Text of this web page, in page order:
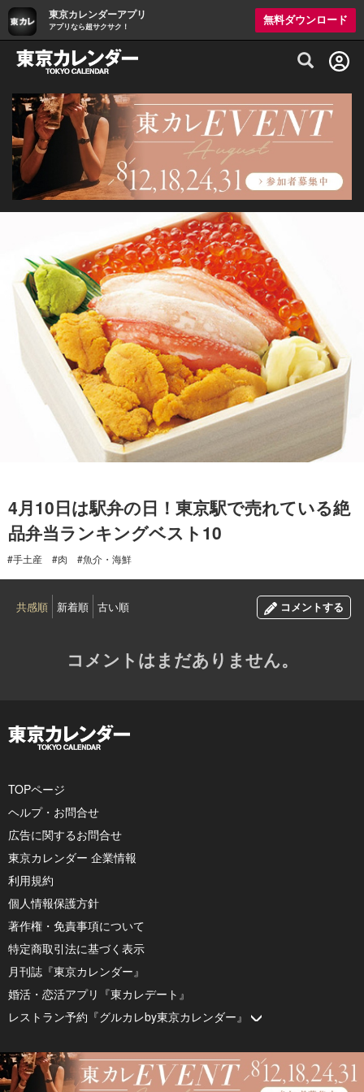
東京カレンダーアプリ
アプリなら超サクサク！
無料ダウンロード
グルメ情報・プレミアムレストラン予約
4月10日は駅弁の日！東京駅で売れている絶
品弁当ランキングベスト10
#手土産 #肉 #魚介・海鮮
共感順 新着順 古い順 コメントする
コメントはまだありません。
TOPページ
ヘルプ・お問合せ
広告に関するお問合せ
東京カレンダー 企業情報
利用規約
個人情報保護方針
著作権・免責事項について
特定商取引法に基づく表示
月刊誌『東京カレンダー』
婚活・恋活アプリ『東カレデート』
レストラン予約『グルカレby東京カレンダー』